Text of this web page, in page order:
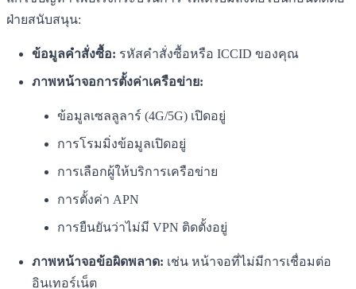
ฝ่ายสนับสนุน:
ข้อมูลคำสั่งซื้อ: รหัสคำสั่งซื้อหรือ ICCID ของคุณ
ภาพหน้าจอการตั้งค่าเครือข่าย:
ข้อมูลเซลลูลาร์ (4G/5G) เปิดอยู่
การโรมมิ่งข้อมูลเปิดอยู่
การเลือกผู้ให้บริการเครือข่าย
การตั้งค่า APN
การยืนยันว่าไม่มี VPN ติดตั้งอยู่
ภาพหน้าจอข้อผิดพลาด: เช่น หน้าจอที่ไม่มีการเชื่อมต่อ
อินเทอร์เน็ต